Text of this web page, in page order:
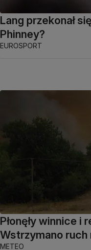
Lang przekonał
Phinney?
EUROSPORT
Płonęły winnice i
Wstrzymano
METEO